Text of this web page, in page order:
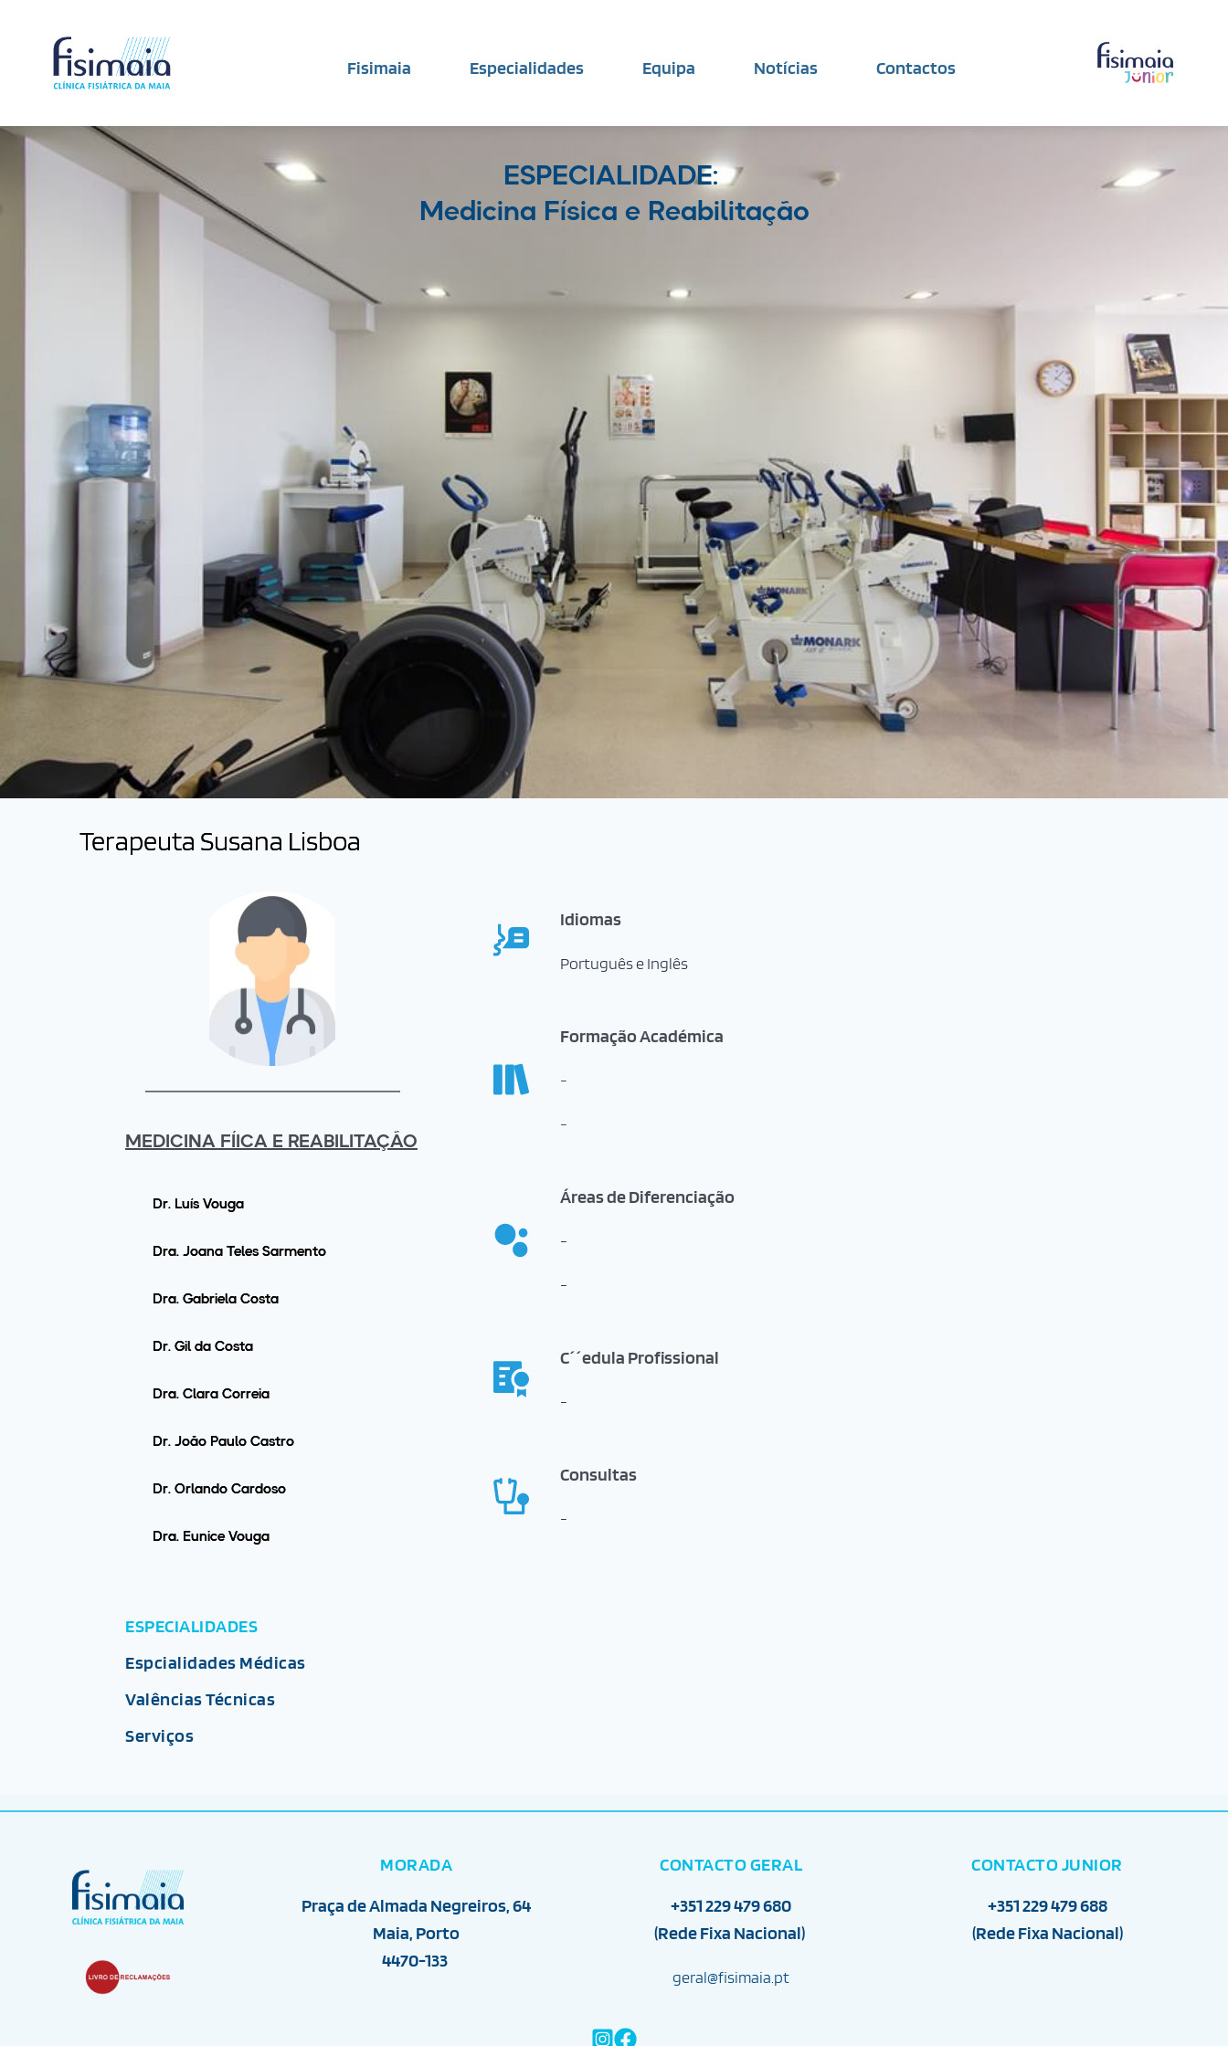
Fisimaia Especialidades Equipa Notícias Contactos
ESPECIALIDADE:
Medicina Física e Reabilitação
Terapeuta Susana Lisboa
MEDICINA FÍICA E REABILITAÇÃO
Dr. Luís Vouga
Drª. Joana Teles Sarmento
Drª. Gabriela Costa
Dr. Gil da Costa
Drª. Clara Correia
Dr. João Paulo Castro
Dr. Orlando Cardoso
Drª. Eunice Vouga
ESPECIALIDADES
Espcialidades Médicas
Valências Técnicas
Serviços
Idiomas
Português e Inglês
Formação Académica
-
-
Áreas de Diferenciação
-
-
C´´edula Profissional
-
Consultas
-
MORADA
Praça de Almada Negreiros, 64
Maia, Porto
4470-133
CONTACTO GERAL
+351 229 479 680
(Rede Fixa Nacional)
geral@fisimaia.pt
CONTACTO JUNIOR
+351 229 479 688
(Rede Fixa Nacional)